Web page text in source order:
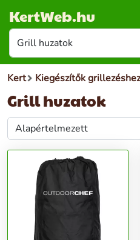
KertWeb.hu
Kert Kiegészítők grillezéshez
Grill huzatok